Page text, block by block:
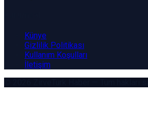
Künye
Gizlilik Politikası
Kullanım Koşulları
İletişim